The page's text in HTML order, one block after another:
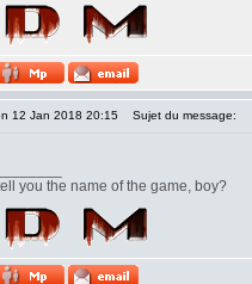
12 Jan 2018 20:15 Sujet du message:
you the name of the game, boy?